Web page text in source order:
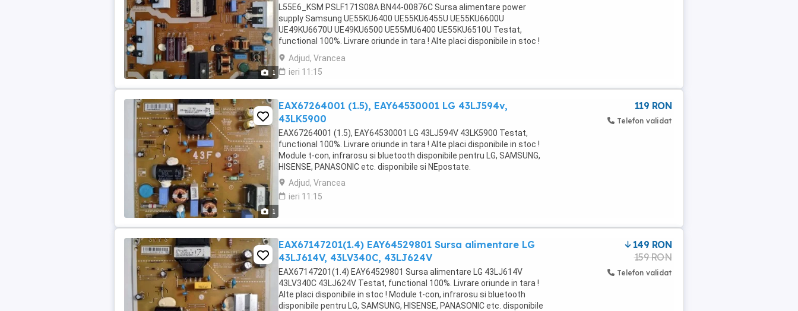
1
L55E6_KSM PSLF171S08A BN44-00876C Sursa alimentare power
supply Samsung UE55KU6400 UE55KU6455U UE55KU6600U
UE49KU6670U UE49KU6500 UE55MU6400 UE55KU6510U Testat,
functional 100%. Livrare oriunde in tara ! Alte placi disponibile in stoc !
Module t-con, infrarosu si bluetooth disponibile pentru ...
Adjud, Vrancea
ieri 11:15
1
EAX67264001 (1.5), EAY64530001 LG 43LJ594v,
43LK5900
EAX67264001 (1.5), EAY64530001 LG 43LJ594V 43LK5900 Testat,
functional 100%. Livrare oriunde in tara ! Alte placi disponibile in stoc !
Module t-con, infrarosu si bluetooth disponibile pentru LG, SAMSUNG,
HISENSE, PANASONIC etc. disponibile si NEpostate.
Adjud, Vrancea
ieri 11:15
119 RON
Telefon validat
EAX67147201(1.4) EAY64529801 Sursa alimentare LG
43LJ614V, 43LV340C, 43LJ624V
EAX67147201(1.4) EAY64529801 Sursa alimentare LG 43LJ614V
43LV340C 43LJ624V Testat, functional 100%. Livrare oriunde in tara !
Alte placi disponibile in stoc ! Module t-con, infrarosu si bluetooth
disponibile pentru LG, SAMSUNG, HISENSE, PANASONIC etc. disponibile
149 RON
159 RON
Telefon validat